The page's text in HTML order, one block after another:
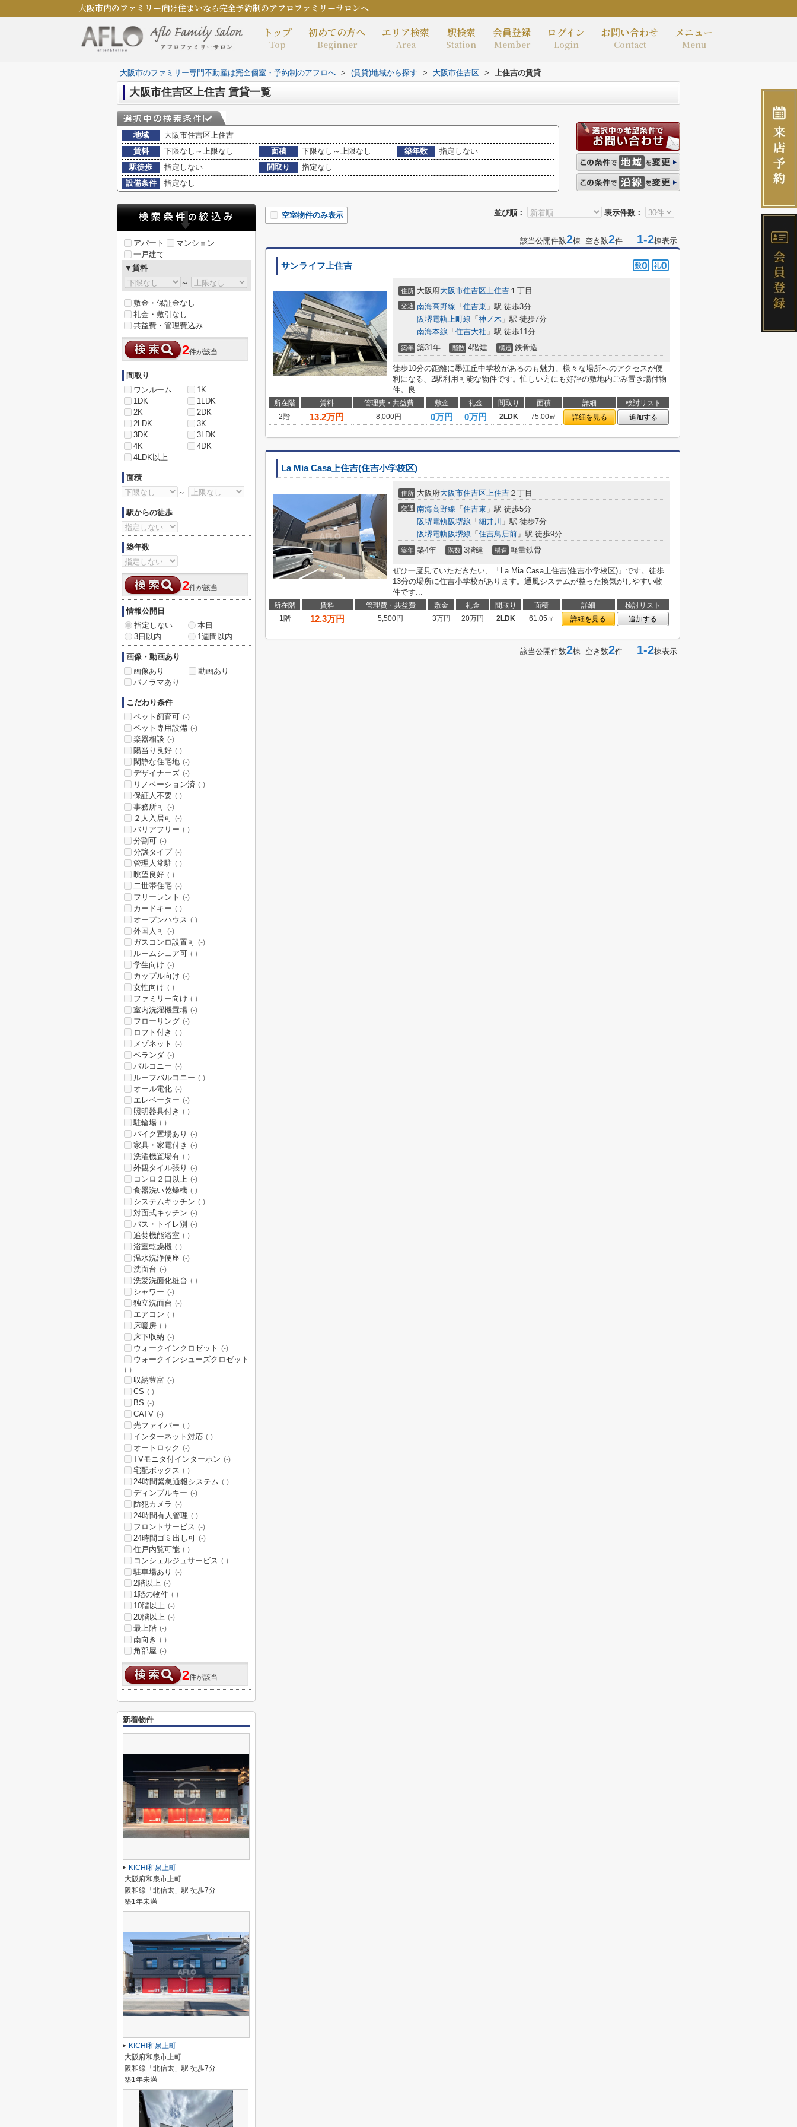
大阪市内のファミリー向け住まいなら完全予約制のアフロファミリーサロンへ
トップ
Top
初めての方へ
Beginner
エリア検索
Area
駅検索
Station
会員登録
Member
ログイン
Login
お問い合わせ
Contact
メニュー
Menu
大阪市のファミリー専門不動産は完全個室・予約制のアフロへ > (賃貸)地域から探す > 大阪市住吉区 > 上住吉の賃貸
大阪市住吉区上住吉 賃貸一覧
地域
大阪市住吉区上住吉
賃料
下限なし～上限なし 面積 下限なし～上限なし 築年数
指定しない
駅徒歩
指定しない 間取り
指定なし
設備条件
指定なし
並び順： 表示件数：
空室物件のみ表示
該当公開件数2棟 空き数2件 1-2棟表示
サンライフ上住吉
住所 大阪府大阪市住吉区 上住吉 １丁目
交通 南海高野線 「 住吉東 」駅 徒歩3分
阪堺電軌上町線 「 神ノ木 」駅 徒歩7分
南海本線 「 住吉大社 」駅 徒歩11分
築年 築31年 階数 4階建 構造 鉄骨造
徒歩10分の距離に墨江丘中学校があるのも魅力。様々な場所へのアクセスが便
利になる、2駅利用可能な物件です。忙しい方にも好評の敷地内ごみ置き場付物
件。良...
所在階 賃料 管理費・共益費 敷金 礼金 間取り 面積 詳細
検討リスト
2階
13.2万円 8,000円 0万円 0万円 2LDK 75.00㎡ 詳細を見る 追加する
La Mia Casa上住吉(住吉小学校区)
住所 大阪府大阪市住吉区 上住吉 ２丁目
交通 南海高野線 「 住吉東 」駅 徒歩5分
阪堺電軌阪堺線 「 細井川 」駅 徒歩7分
阪堺電軌阪堺線 「 住吉鳥居前 」駅 徒歩9分
築年 築4年 階数 3階建 構造 軽量鉄骨
ぜひ一度見ていただきたい、「La Mia Casa上住吉(住吉小学校区)」です。徒歩
13分の場所に住吉小学校があります。通風システムが整った換気がしやすい物
件です...
所在階 賃料 管理費・共益費 敷金 礼金 間取り 面積 詳細
検討リスト
1階
12.3万円 5,500円 3万円 20万円 2LDK 61.05㎡ 詳細を見る 追加する
該当公開件数2棟 空き数2件 1-2棟表示
アパート
マンション
一戸建て
▼賃料
～
敷金・保証金なし
礼金・敷引なし
共益費・管理費込み
2件が該当
間取り
ワンルーム
1K
1DK
1LDK
2K
2DK
2LDK
3K
3DK
3LDK
4K
4DK
4LDK以上
面積
～
駅からの徒歩
築年数
2件が該当
情報公開日
指定しない
本日
3日以内
1週間以内
画像・動画あり
画像あり
動画あり
パノラマあり
こだわり条件
ペット飼育可 (-)
ペット専用設備 (-)
楽器相談 (-)
陽当り良好 (-)
閑静な住宅地 (-)
デザイナーズ (-)
リノベーション済 (-)
保証人不要 (-)
事務所可 (-)
２人入居可 (-)
バリアフリー (-)
分割可 (-)
分譲タイプ (-)
管理人常駐 (-)
眺望良好 (-)
二世帯住宅 (-)
フリーレント (-)
カードキー (-)
オープンハウス (-)
外国人可 (-)
ガスコンロ設置可 (-)
ルームシェア可 (-)
学生向け (-)
カップル向け (-)
女性向け (-)
ファミリー向け (-)
室内洗濯機置場 (-)
フローリング (-)
ロフト付き (-)
メゾネット (-)
ベランダ (-)
バルコニー (-)
ルーフバルコニー (-)
オール電化 (-)
エレベーター (-)
照明器具付き (-)
駐輪場 (-)
バイク置場あり (-)
家具・家電付き (-)
洗濯機置場有 (-)
外観タイル張り (-)
コンロ２口以上 (-)
食器洗い乾燥機 (-)
システムキッチン (-)
対面式キッチン (-)
バス・トイレ別 (-)
追焚機能浴室 (-)
浴室乾燥機 (-)
温水洗浄便座 (-)
洗面台 (-)
洗髪洗面化粧台 (-)
シャワー (-)
独立洗面台 (-)
エアコン (-)
床暖房 (-)
床下収納 (-)
ウォークインクロゼット (-)
ウォークインシューズクロゼット
(-)
収納豊富 (-)
CS (-)
BS (-)
CATV (-)
光ファイバー (-)
インターネット対応 (-)
オートロック (-)
TVモニタ付インターホン (-)
宅配ボックス (-)
24時間緊急通報システム (-)
ディンプルキー (-)
防犯カメラ (-)
24時間有人管理 (-)
フロントサービス (-)
24時間ゴミ出し可 (-)
住戸内覧可能 (-)
コンシェルジュサービス (-)
駐車場あり (-)
2階以上 (-)
1階の物件 (-)
10階以上 (-)
20階以上 (-)
最上階 (-)
南向き (-)
角部屋 (-)
2件が該当
新着物件
KICHI和泉上町
大阪府和泉市上町
阪和線「北信太」駅 徒歩7分
築1年未満
KICHI和泉上町
大阪府和泉市上町
阪和線「北信太」駅 徒歩7分
築1年未満